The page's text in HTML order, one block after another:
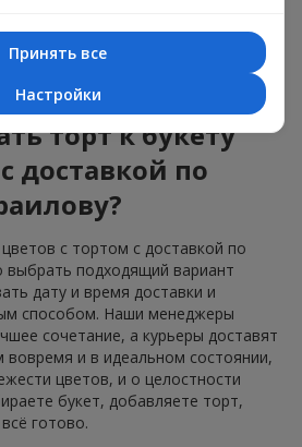
акцент. Такой десерт с
цветов отлично смотрится и на
фотографиях.
торт к букету
доставкой по
с тортом с доставкой по
выбрать подходящий вариант
дату и время доставки и
способом. Наши менеджеры
сочетание, а курьеры доставят
вовремя и в идеальном состоянии,
цветов, и о целостности
букет, добавляете торт,
готово.
Принять все
Настройки